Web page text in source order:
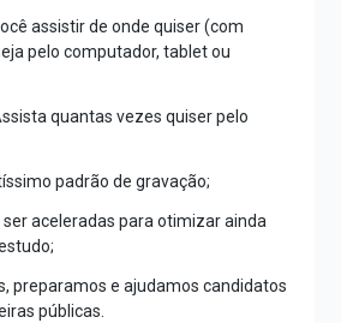
assistir de onde quiser (com
pelo computador, tablet ou
quantas vezes quiser pelo
padrão de gravação;
ser aceleradas para otimizar ainda
preparamos e ajudamos candidatos
públicas.